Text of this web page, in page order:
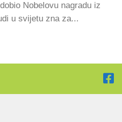
Nobelovu nagradu iz
u svijetu zna za...